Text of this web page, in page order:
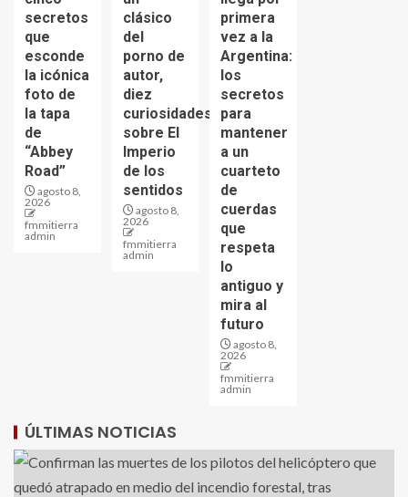
secretos
que
esconde
la icónica
foto de
la tapa
de
“Abbey
Road”
agosto 8,
2026
fmmitierra
admin
clásico
del
porno de
autor,
diez
curiosidades
sobre El
Imperio
de los
sentidos
agosto 8,
2026
fmmitierra
admin
primera
vez a la
Argentina:
los
secretos
para
mantener
a un
cuarteto
de
cuerdas
que
respeta
lo
antiguo y
mira al
futuro
agosto 8,
2026
fmmitierra
admin
ÚLTIMAS NOTICIAS